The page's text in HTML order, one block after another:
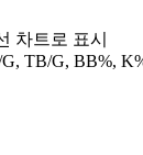
차트로 표시
TB/G, BB%,